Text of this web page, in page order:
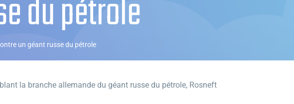
du pétrole
un géant russe du pétrole
la branche allemande du géant russe du pétrole, Rosneft